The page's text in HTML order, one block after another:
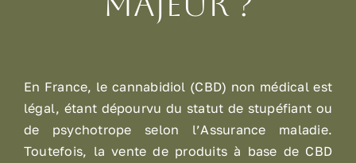
d’administration et composition.
En France, le cannabidiol (CBD) non médical est
légal, étant dépourvu du statut de stupéfiant ou
de psychotrope selon l’Assurance maladie.
Toutefois, la vente de produits à base de CBD